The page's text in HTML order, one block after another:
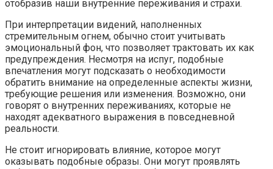
отобразив наши внутренние переживания и страхи.
При интерпретации видений, наполненных
стремительным огнем, обычно стоит учитывать
эмоциональный фон, что позволяет трактовать их как
предупреждения. Несмотря на испуг, подобные
впечатления могут подсказать о необходимости
обратить внимание на определенные аспекты жизни,
требующие решения или изменения. Возможно, они
говорят о внутренних переживаниях, которые не
находят адекватного выражения в повседневной
реальности.
Не стоит игнорировать влияние, которое могут
оказывать подобные образы. Они могут проявлять